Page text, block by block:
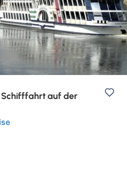
Schifffahrt auf der